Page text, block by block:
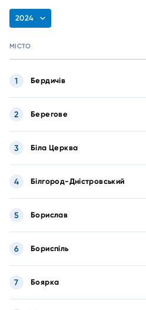
2024
МІСТО
Бердичів
1
Берегове
2
Біла Церква
3
Білгород-Дністровський
4
Борислав
5
Бориспіль
6
Боярка
7